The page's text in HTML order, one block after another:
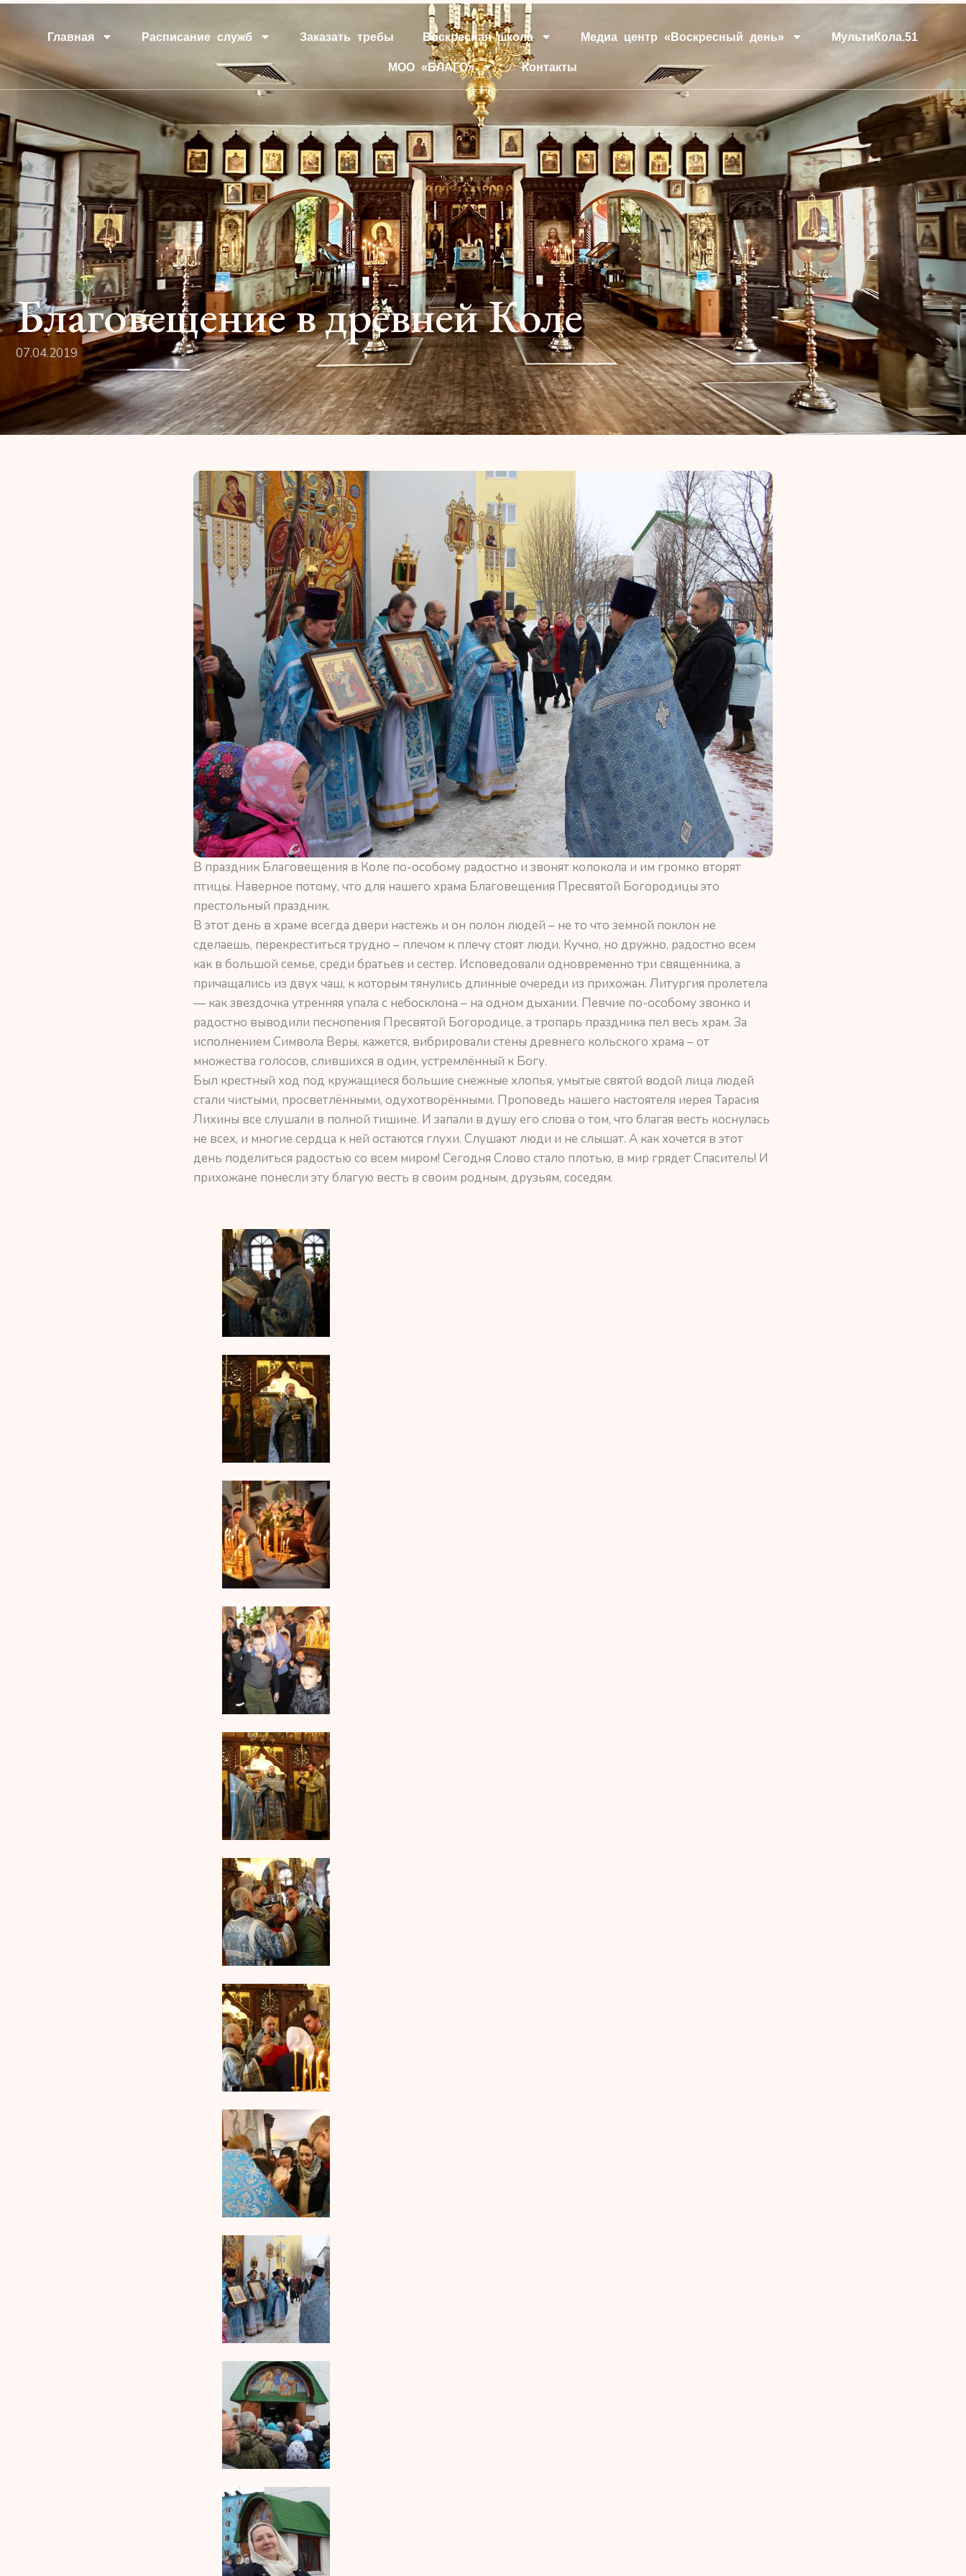
Главная Расписание служб Заказать требы Воскресная школа Медиа центр «Воскресный день» МультиКола.51
МОО «БЛАГО» Контакты
Благовещение в древней Коле
07.04.2019
В праздник Благовещения в Коле по-особому радостно и звонят колокола и им громко вторят
птицы. Наверное потому, что для нашего храма Благовещения Пресвятой Богородицы это
престольный праздник.
В этот день в храме всегда двери настежь и он полон людей – не то что земной поклон не
сделаешь, перекреститься трудно – плечом к плечу стоят люди. Кучно, но дружно, радостно всем
как в большой семье, среди братьев и сестер. Исповедовали одновременно три священника, а
причащались из двух чаш, к которым тянулись длинные очереди из прихожан. Литургия пролетела
— как звездочка утренняя упала с небосклона – на одном дыхании. Певчие по-особому звонко и
радостно выводили песнопения Пресвятой Богородице, а тропарь праздника пел весь храм. За
исполнением Символа Веры, кажется, вибрировали стены древнего кольского храма – от
множества голосов, слившихся в один, устремлённый к Богу.
Был крестный ход под кружащиеся большие снежные хлопья, умытые святой водой лица людей
стали чистыми, просветлёнными, одухотворёнными. Проповедь нашего настоятеля иерея Тарасия
Лихины все слушали в полной тишине. И запали в душу его слова о том, что благая весть коснулась
не всех, и многие сердца к ней остаются глухи. Слушают люди и не слышат. А как хочется в этот
день поделиться радостью со всем миром! Сегодня Слово стало плотью, в мир грядет Спаситель! И
прихожане понесли эту благую весть в своим родным, друзьям, соседям.